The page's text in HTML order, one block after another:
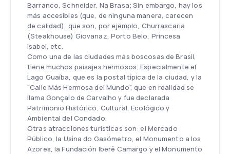
Barranco, Schneider, Na Brasa; Sin embargo, hay los
más accesibles (que, de ninguna manera, carecen
de calidad), que son, por ejemplo, Churrascaria
(Steakhouse) Giovanaz, Porto Belo, Princesa
Isabel, etc.
Como una de las ciudades más boscosas de Brasil,
tiene muchos paisajes hermosos; Especialmente el
Lago Guaíba, que es la postal típica de la ciudad, y la
"Calle Más Hermosa del Mundo", que en realidad se
llama Gonçalo de Carvalho y fue declarada
Patrimonio Histórico, Cultural, Ecológico y
Ambiental del Condado.
Otras atracciones turísticas son: el Mercado
Público, la Usina do Gasómetro, el Monumento a los
Azores, la Fundación Iberê Camargo y el Monumento